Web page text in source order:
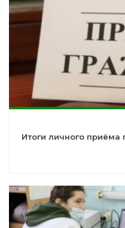
Итоги личного приёма